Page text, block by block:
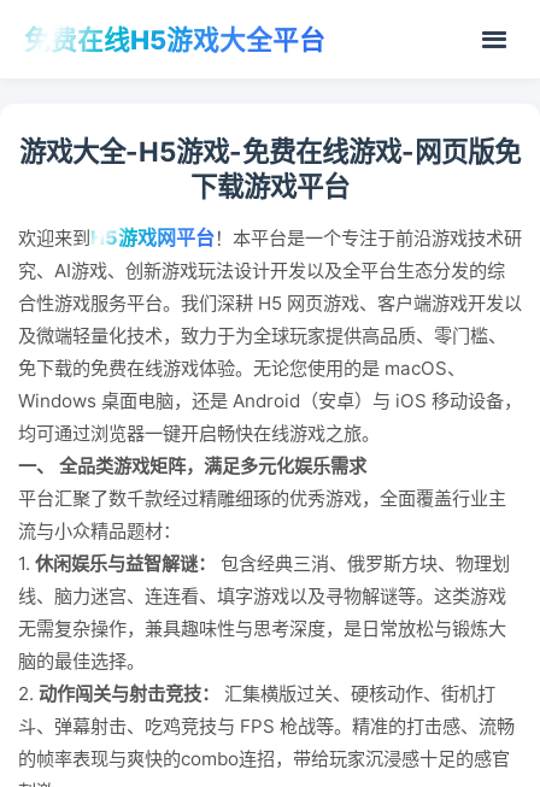
免费在线H5游戏大全平台
游戏大全-H5游戏-免费在线游戏-网页版免
下载游戏平台
欢迎来到H5游戏网平台！本平台是一个专注于前沿游戏技术研
究、AI游戏、创新游戏玩法设计开发以及全平台生态分发的综
合性游戏服务平台。我们深耕 H5 网页游戏、客户端游戏开发以
及微端轻量化技术，致力于为全球玩家提供高品质、零门槛、
免下载的免费在线游戏体验。无论您使用的是 macOS、
Windows 桌面电脑，还是 Android（安卓）与 iOS 移动设备，
均可通过浏览器一键开启畅快在线游戏之旅。
一、 全品类游戏矩阵，满足多元化娱乐需求
平台汇聚了数千款经过精雕细琢的优秀游戏，全面覆盖行业主
流与小众精品题材：
1. 休闲娱乐与益智解谜：
包含经典三消、俄罗斯方块、物理划
线、脑力迷宫、连连看、填字游戏以及寻物解谜等。这类游戏
无需复杂操作，兼具趣味性与思考深度，是日常放松与锻炼大
脑的最佳选择。
2. 动作闯关与射击竞技：
汇集横版过关、硬核动作、街机打
斗、弹幕射击、吃鸡竞技与 FPS 枪战等。精准的打击感、流畅
的帧率表现与爽快的combo连招，带给玩家沉浸感十足的感官